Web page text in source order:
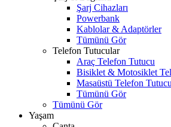
Şarj Cihazları
Powerbank
Kablolar & Adaptörler
Tümünü Gör
Telefon Tutucular
Araç Telefon Tutucu
Bisiklet & Motosiklet
Masaüstü Telefon Tutucu
Tümünü Gör
Tümünü Gör
Yaşam